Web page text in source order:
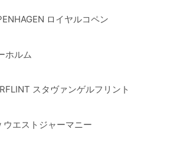
ロイヤルコペン
ホルム
スタヴァンゲルフリント
ウエストジャーマニー